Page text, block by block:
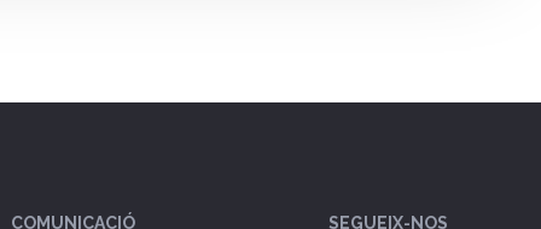
COMUNICACIÓ SEGUEIX-NOS